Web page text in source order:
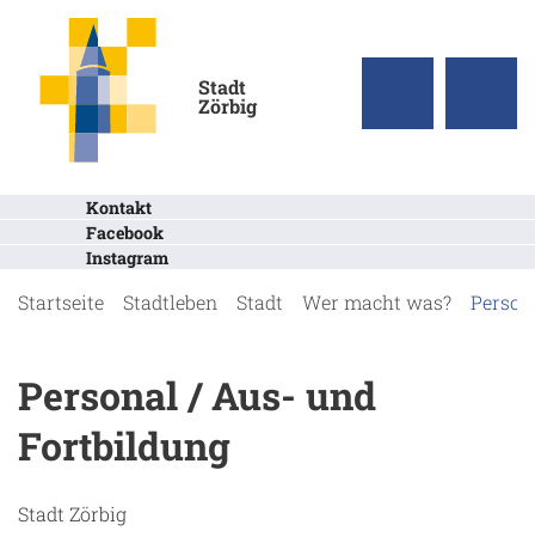
Stadt
Zörbig
Kontakt
Facebook
Instagram
Startseite Stadtleben Stadt Wer macht was?
Personal / Aus- und
Fortbildung
Stadt Zörbig